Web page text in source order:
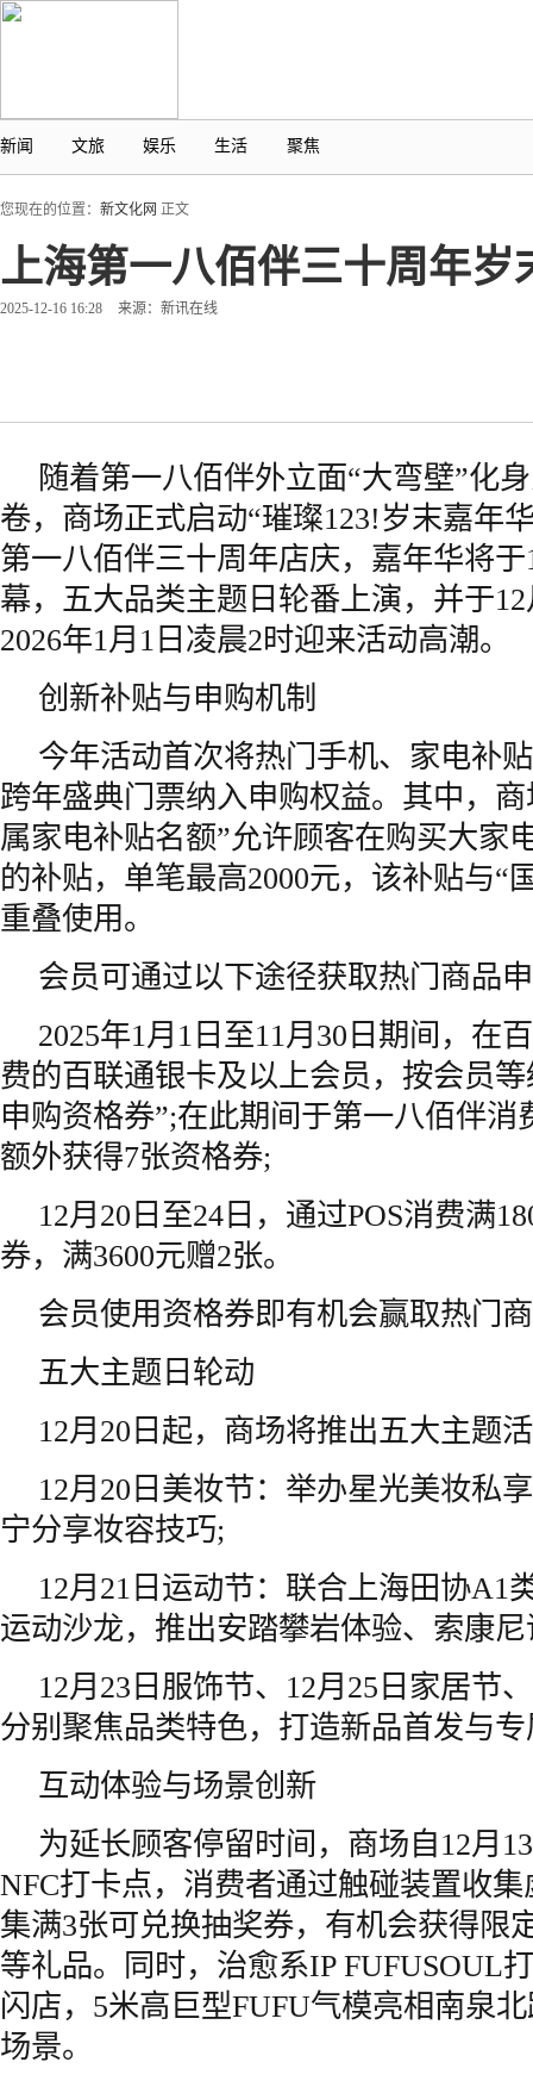
新闻 文旅 娱乐 生活 聚焦
您现在的位置： 新文化网 正文
上海第一八佰伴三十周年岁
2025-12-16 16:28 来源：新讯在线
随着第一八佰伴外立面“大弯壁”化
卷，商场正式启动“璀璨123!岁末嘉年
第一八佰伴三十周年店庆，嘉年华将于
幕，五大品类主题日轮番上演，并于
2026年1月1日凌晨2时迎来活动高潮。
创新补贴与申购机制
今年活动首次将热门手机、家电补
跨年盛典门票纳入申购权益。其中，
属家电补贴名额”允许顾客在购买大家
的补贴，单笔最高2000元，该补贴与“
重叠使用。
会员可通过以下途径获取热门商品
2025年1月1日至11月30日期间，在
费的百联通银卡及以上会员，按会员
申购资格券”;在此期间于第一八佰伴消
额外获得7张资格券;
12月20日至24日，通过POS消费满
券，满3600元赠2张。
会员使用资格券即有机会赢取热门
五大主题日轮动
12月20日起，商场将推出五大主题
12月20日美妆节：举办星光美妆私
宁分享妆容技巧;
12月21日运动节：联合上海田协A1
运动沙龙，推出安踏攀岩体验、索康
12月23日服饰节、12月25日家居节
分别聚焦品类特色，打造新品首发与
互动体验与场景创新
为延长顾客停留时间，商场自12月
NFC打卡点，消费者通过触碰装置收集
集满3张可兑换抽奖券，有机会获得限
等礼品。同时，治愈系IP FUFUSOUL
闪店，5米高巨型FUFU气模亮相南泉
场景。